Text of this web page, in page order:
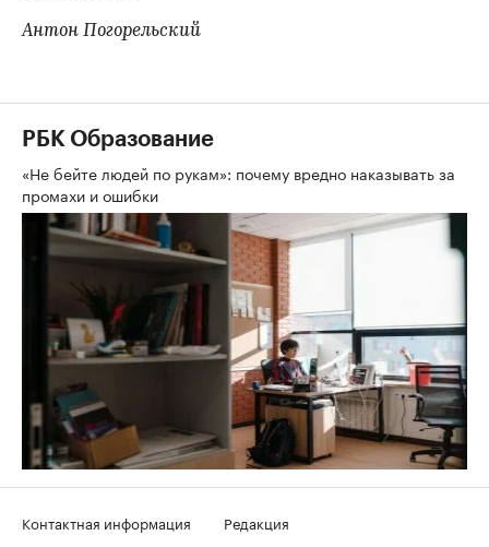
Антон Погорельский
РБК Образование
«Не бейте людей по рукам»: почему вредно наказывать за
промахи и ошибки
Контактная информация
Редакция